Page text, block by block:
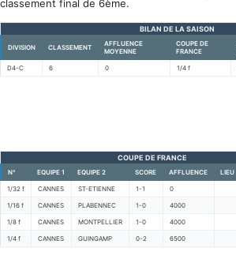
classement final de 6ème.
BILAN DE LA SAISON
DIVISION CLASSEMENT
AFFLUENCE
MOYENNE
COUPE DE
FRANCE
D4-C 6 0 1/4 f
COUPE DE FRANCE
N° EQUIPE 1 EQUIPE 2 SCORE AFFLUENCE LIEU
1/32 f CANNES ST-ETIENNE 1-1 0
1/16 f CANNES PLABENNEC 1-0 4000
1/8 f CANNES MONTPELLIER 1-0 4000
1/4 f CANNES GUINGAMP 0-2 6500